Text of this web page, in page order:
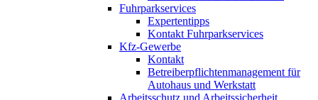
Fuhrparkservices
Expertentipps
Kontakt Fuhrparkservices
Kfz-Gewerbe
Kontakt
Betreiberpflichtenmanagement für
Autohaus und Werkstatt
Arbeitsschutz und Arbeitssicherheit